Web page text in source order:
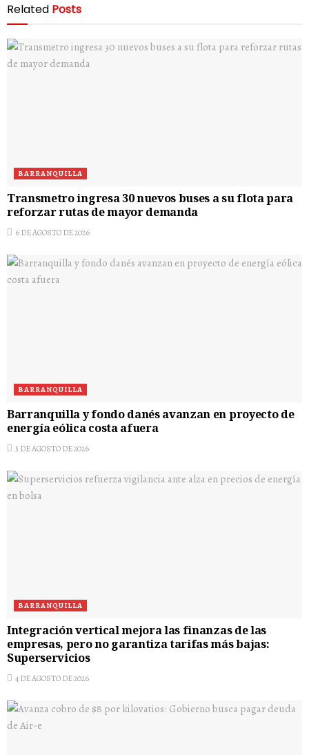
Related Posts
BARRANQUILLA
Transmetro ingresa 30 nuevos buses a su flota para
reforzar rutas de mayor demanda
6 DE AGOSTO DE 2026
BARRANQUILLA
Barranquilla y fondo danés avanzan en proyecto de
energía eólica costa afuera
5 DE AGOSTO DE 2026
BARRANQUILLA
Integración vertical mejora las finanzas de las
empresas, pero no garantiza tarifas más bajas:
Superservicios
4 DE AGOSTO DE 2026